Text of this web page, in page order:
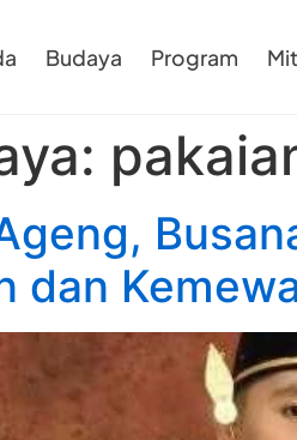
Budaya Program
dan